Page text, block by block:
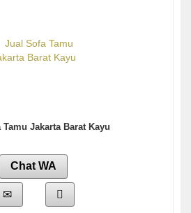
Jakarta Barat Kayu
Chat WA